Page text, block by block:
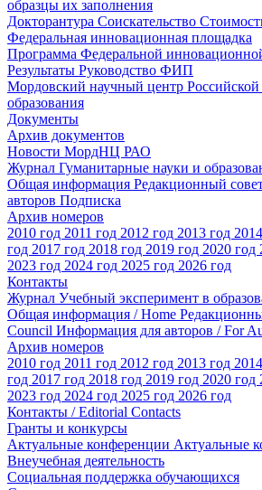
образцы их заполнения
Докторантура Соискательство
Федеральная инновационная площадка
Программа Федеральной
Результаты Руководство ФИП
Мордовский научный центр Российской
образования
Документы
Архив документов
Новости МордНЦ РАО
Журнал Гуманитарные науки и
Общая информация Редакционный
авторов Подписка
Архив номеров
2010 год 2011 год 2012 год 2013 год
год 2017 год 2018 год 2019 год 2020 год
2023 год 2024 год 2025 год 2026 год
Контакты
Журнал Учебный эксперимент в
Общая информация / Home
Council Информация для авторов / For
Архив номеров
2010 год 2011 год 2012 год 2013 год
год 2017 год 2018 год 2019 год 2020 год
2023 год 2024 год 2025 год 2026 год
Контакты / Editorial Contacts
Гранты и конкурсы
Актуальные конференции Актуальные
Внеучебная деятельность
Социальная поддержка обучающихся